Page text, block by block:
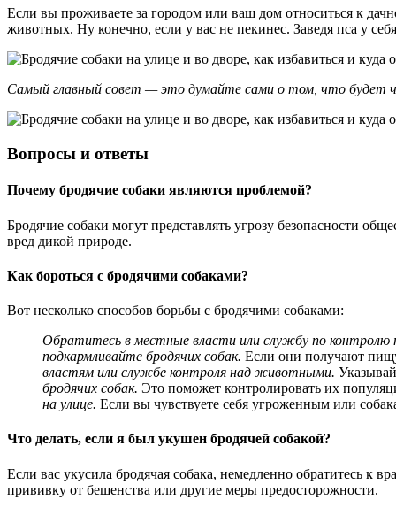
Если вы проживаете за городом или ваш дом относиться к
животных. Ну конечно, если у вас не пекинес. Заведя пса у
Самый главный совет — это думайте сами о том, что будет
Вопросы и ответы
Почему бродячие собаки являются проблемой?
Бродячие собаки могут представлять угрозу безопасности
вред дикой природе.
Как бороться с бродячими собаками?
Вот несколько способов борьбы с бродячими собаками:
Обратитесь в местные власти или службу по
подкармливайте бродячих собак. Если они получают
властям или службе контроля над животными.
бродячих собак. Это поможет контролировать их
на улице. Если вы чувствуете себя угроженным или
Что делать, если я был укушен бродячей собакой?
Если вас укусила бродячая собака, немедленно обратитесь к
прививку от бешенства или другие меры предосторожности.